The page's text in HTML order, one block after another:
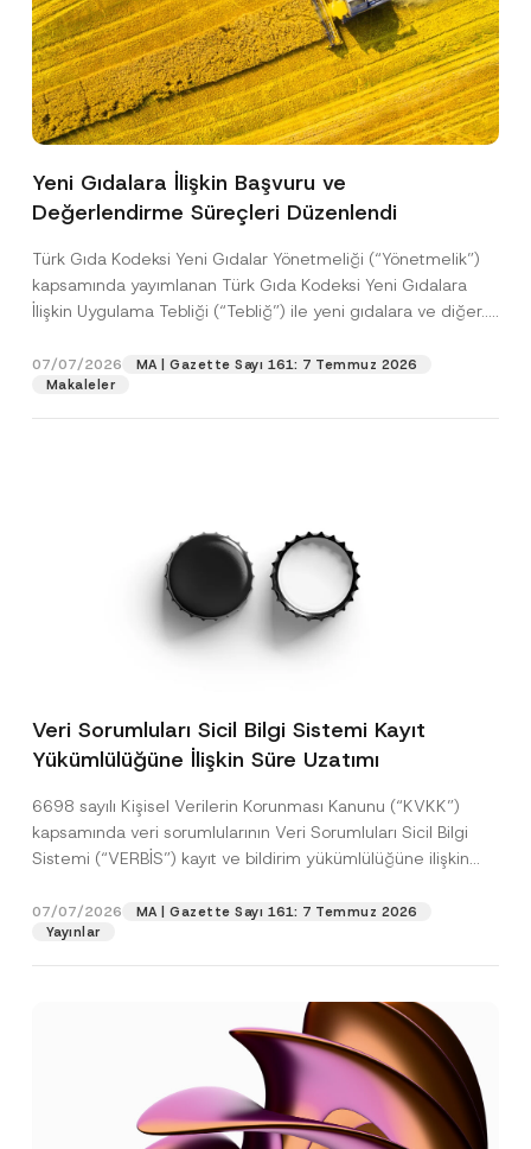
Yeni Gıdalara İlişkin Başvuru ve
Değerlendirme Süreçleri Düzenlendi
Türk Gıda Kodeksi Yeni Gıdalar Yönetmeliği (“Yönetmelik”)
kapsamında yayımlanan Türk Gıda Kodeksi Yeni Gıdalara
İlişkin Uygulama Tebliği (“Tebliğ”) ile yeni gıdalara ve diğer...
07/07/2026
MA | Gazette Sayı 161: 7 Temmuz 2026
Makaleler
Veri Sorumluları Sicil Bilgi Sistemi Kayıt
Yükümlülüğüne İlişkin Süre Uzatımı
6698 sayılı Kişisel Verilerin Korunması Kanunu (“KVKK”)
kapsamında veri sorumlularının Veri Sorumluları Sicil Bilgi
Sistemi (“VERBİS”) kayıt ve bildirim yükümlülüğüne ilişkin
07/07/2026
MA | Gazette Sayı 161: 7 Temmuz 2026
Yayınlar